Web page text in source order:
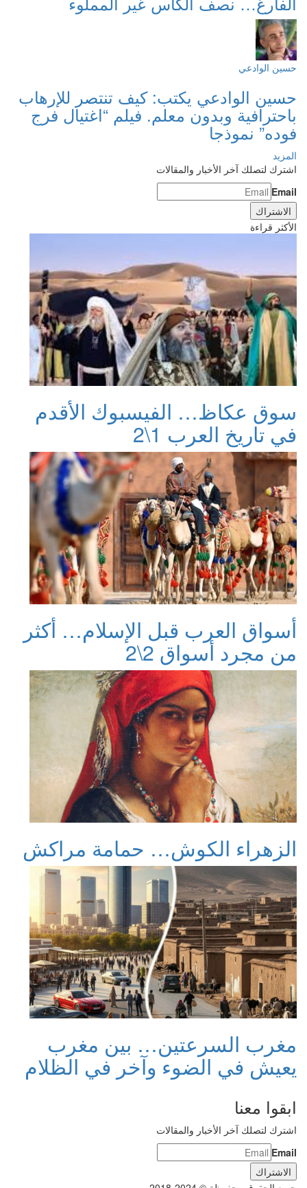
حسين الوادعي
حسين الوادعي يكتب: كيف تنتصر للإرهاب
باحترافية وبدون معلم. فيلم “اغتيال فرج
فوده” نموذجا
المزيد
اشترك لتصلك آخر الأخبار والمقالات
Email
الأكثر قراءة
سوق عكاظ… الفيسبوك الأقدم
في تاريخ العرب 1\2
أسواق العرب قبل الإسلام… أكثر
من مجرد أسواق 2\2
الزهراء الكوش… حمامة مراكش
مغرب السرعتين… بين مغرب
يعيش في الضوء وآخر في الظلام
ابقوا معنا
اشترك لتصلك آخر الأخبار والمقالات
Email